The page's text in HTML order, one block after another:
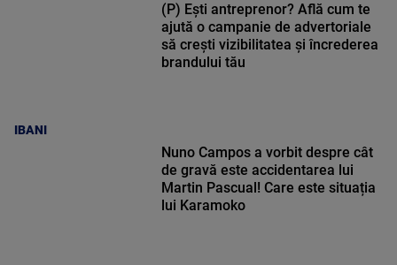
IBANI
(P) Ești antreprenor? Află cum te
ajută o campanie de advertoriale
să crești vizibilitatea și încrederea
brandului tău
Nuno Campos a vorbit despre cât
de gravă este accidentarea lui
Martin Pascual! Care este situația
lui Karamoko